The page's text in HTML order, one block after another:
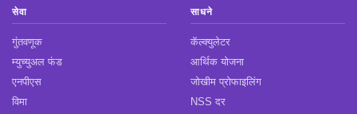
सेवा
गुंतवणूक
म्युच्युअल फंड
एनपीएस
विमा
साधने
कॅल्क्युलेटर
आर्थिक योजना
जोखीम प्रोफाइलिंग
NSS दर